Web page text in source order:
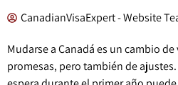
CanadianVisaExpert - Website
Mudarse a Canadá es un cambio
promesas, pero también de